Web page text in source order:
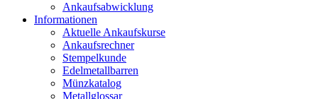
Ankaufsabwicklung
Informationen
Aktuelle Ankaufskurse
Ankaufsrechner
Stempelkunde
Edelmetallbarren
Münzkatalog
Metallglossar